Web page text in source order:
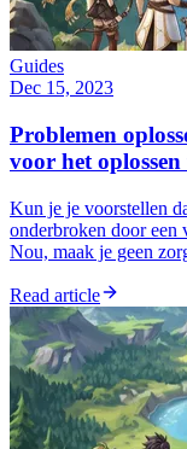
Guides
Dec 15, 2023
Problemen
voor het
Kun je je voorstellen
onderbroken door een
Nou, maak je geen
Read article